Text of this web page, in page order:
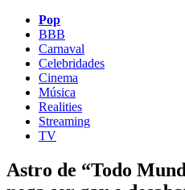
Pop
BBB
Carnaval
Celebridades
Cinema
Música
Realities
Streaming
TV
Astro de “Todo